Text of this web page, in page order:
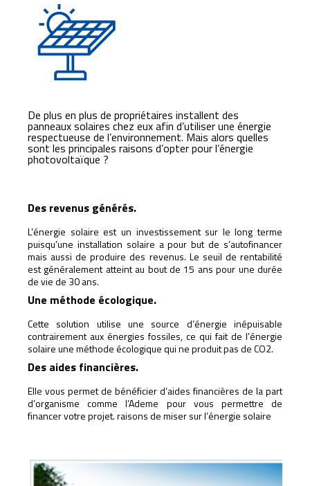
De plus en plus de propriétaires installent des
panneaux solaires chez eux afin d’utiliser une énergie
respectueuse de l’environnement. Mais alors quelles
sont les principales raisons d’opter pour l’énergie
photovoltaïque ?
Des revenus générés.
L’énergie solaire est un investissement sur le long terme
puisqu’une installation solaire a pour but de s’autofinancer
mais aussi de produire des revenus. Le seuil de rentabilité
est généralement atteint au bout de 15 ans pour une durée
de vie de 30 ans.
Une méthode écologique.
Cette solution utilise une source d’énergie inépuisable
contrairement aux énergies fossiles, ce qui fait de l’énergie
solaire une méthode écologique qui ne produit pas de CO2.
Des aides financières.
Elle vous permet de bénéficier d’aides financières de la part
d’organisme comme l’Ademe pour vous permettre de
financer votre projet. raisons de miser sur l’énergie solaire